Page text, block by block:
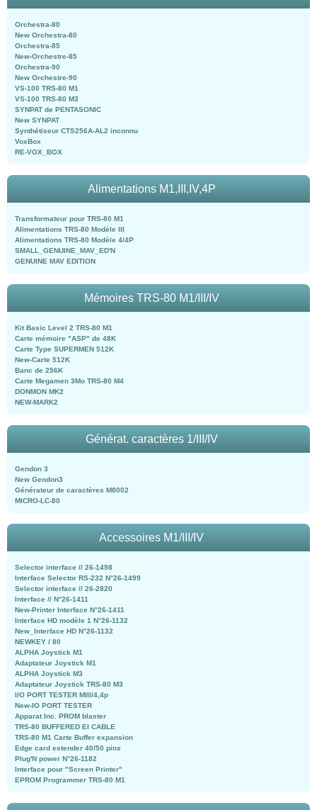
Orchestra-80
New Orchestra-80
Orchestra-85
New-Orchestre-85
Orchestra-90
New Orchestre-90
VS-100 TRS-80 M1
VS-100 TRS-80 M3
SYNPAT de PENTASONIC
New SYNPAT
Synthétiseur CTS256A-AL2 inconnu
VoxBox
RE-VOX_BOX
Alimentations M1,III,IV,4P
Transformateur pour TRS-80 M1
Alimentations TRS-80 Modèle III
Alimentations TRS-80 Modèle 4/4P
SMALL_GENUINE_MAV_ED'N
GENUINE MAV EDITION
Mémoires TRS-80 M1/III/IV
Kit Basic Level 2 TRS-80 M1
Carte mémoire "ASP" de 48K
Carte Type SUPERMEN 512K
New-Carte 512K
Banc de 256K
Carte Megamen 3Mo TRS-80 M4
DONMON MK2
NEW-MARK2
Générat. caractères 1/III/IV
Gendon 3
New Gendon3
Générateur de caractères M8002
MICRO-LC-80
Accessoires M1/III/IV
Selector interface // 26-1498
Interface Selector RS-232 N°26-1499
Selector interface // 26-2820
Interface // N°26-1411
New-Printer Interface N°26-1411
Interface HD modèle 1 N°26-1132
New_Interface HD N°26-1132
NEWKEY / 80
ALPHA Joystick M1
Adaptateur Joystick M1
ALPHA Joystick M3
Adaptateur Joystick TRS-80 M3
I/O PORT TESTER MIII/4,4p
New-IO PORT TESTER
Apparat Inc. PROM blaster
TRS-80 BUFFERED EI CABLE
TRS-80 M1 Carte Buffer expansion
Edge card estender 40/50 pins
Plug'N power N°26-1182
Interface pour "Screen Printer"
EPROM Programmer TRS-80 M1